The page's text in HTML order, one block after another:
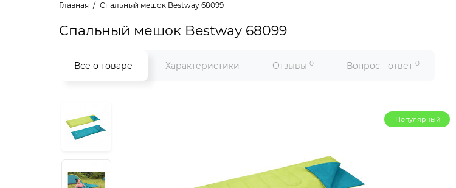
Главная Спальный мешок Bestway 68099
Спальный мешок Bestway 68099
Все о товаре Характеристики Отзывы 0 Вопрос - ответ 0
Популярный